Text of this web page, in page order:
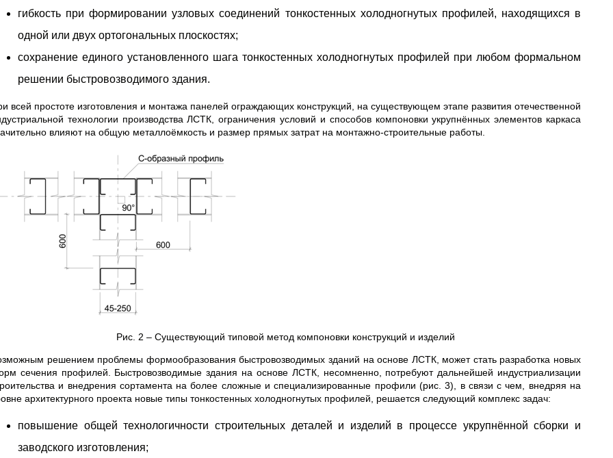
гибкость при формировании узловых соединений тонкостенных холодногнутых профилей, находящихся в
одной или двух ортогональных плоскостях;
сохранение единого установленного шага тонкостенных холодногнутых профилей при любом формальном
решении быстровозводимого здания.
всей простоте изготовления и монтажа панелей ограждающих конструкций, на существующем этапе развития отечественной
технологии производства ЛСТК, ограничения условий и способов компоновки укрупнённых элементов каркаса
влияют на общую металлоёмкость и размер прямых затрат на монтажно-строительные работы.
Рис. 2 – Существующий типовой метод компоновки конструкций и изделий
решением проблемы формообразования быстровозводимых зданий на основе ЛСТК, может стать разработка новых
сечения профилей. Быстровозводимые здания на основе ЛСТК, несомненно, потребуют дальнейшей индустриализации
и внедрения сортамента на более сложные и специализированные профили (рис. 3), в связи с чем, внедряя на
архитектурного проекта новые типы тонкостенных холодногнутых профилей, решается следующий комплекс задач:
повышение общей технологичности строительных деталей и изделий в процессе укрупнённой сборки и
заводского изготовления;